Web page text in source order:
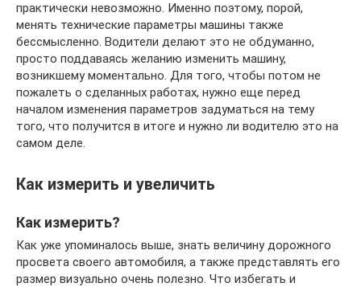
практически невозможно. Именно поэтому, порой,
менять технические параметры машины также
бессмысленно. Водители делают это не обдуманно,
просто поддаваясь желанию изменить машину,
возникшему моментально. Для того, чтобы потом не
пожалеть о сделанных работах, нужно еще перед
началом изменения параметров задуматься на тему
того, что получится в итоге и нужно ли водителю это на
самом деле.
Как измерить и увеличить
Как измерить?
Как уже упоминалось выше, знать величину дорожного
просвета своего автомобиля, а также представлять его
размер визуально очень полезно. Что избегать и